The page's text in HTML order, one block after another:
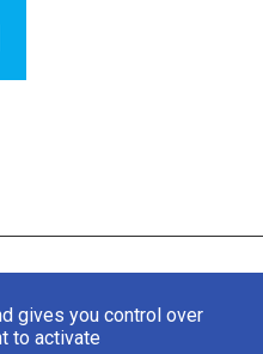
gives you control over
to activate